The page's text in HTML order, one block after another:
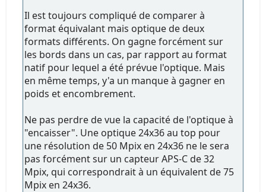
Il est toujours compliqué de comparer à
format équivalant mais optique de deux
formats différents. On gagne forcément sur
les bords dans un cas, par rapport au format
natif pour lequel a été prévue l'optique. Mais
en même temps, y'a un manque à gagner en
poids et encombrement.
Ne pas perdre de vue la capacité de l'optique à
"encaisser". Une optique 24x36 au top pour
une résolution de 50 Mpix en 24x36 ne le sera
pas forcément sur un capteur APS-C de 32
Mpix, qui correspondrait à un équivalent de 75
Mpix en 24x36.